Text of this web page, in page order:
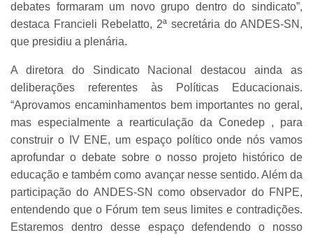
debates formaram um novo grupo dentro do sindicato”,
destaca Francieli Rebelatto, 2ª secretária do ANDES-SN,
que presidiu a plenária.
A diretora do Sindicato Nacional destacou ainda as
deliberações referentes às Políticas Educacionais.
“Aprovamos encaminhamentos bem importantes no geral,
mas especialmente a rearticulação da Conedep , para
construir o IV ENE, um espaço político onde nós vamos
aprofundar o debate sobre o nosso projeto histórico de
educação e também como avançar nesse sentido. Além da
participação do ANDES-SN como observador do FNPE,
entendendo que o Fórum tem seus limites e contradições.
Estaremos dentro desse espaço defendendo o nosso